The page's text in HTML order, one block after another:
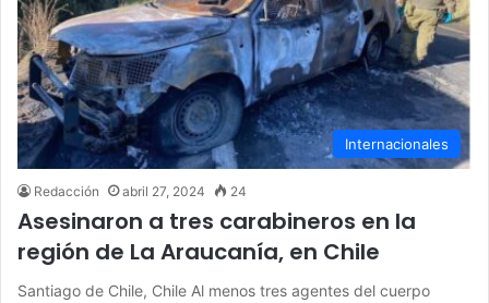
Internacionales
Redacción abril 27, 2024 24
Asesinaron a tres carabineros en la
región de La Araucanía, en Chile
Santiago de Chile, Chile Al menos tres agentes del cuerpo